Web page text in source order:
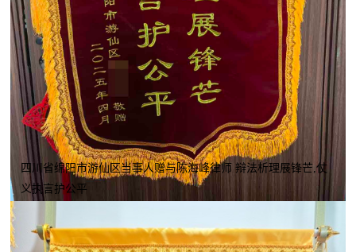
四川省绵阳市游仙区当事人赠与陈海峰律师 辩法析理展锋芒,仗
义执言护公平